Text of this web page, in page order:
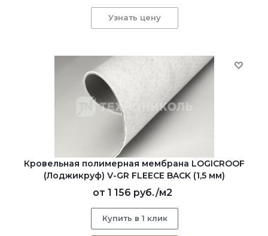
Узнать цену
Кровельная полимерная мембрана LOGICROOF
(Лоджикруф) V-GR FLEECE BACK (1,5 мм)
от 1 156 руб./м2
Купить в 1 клик